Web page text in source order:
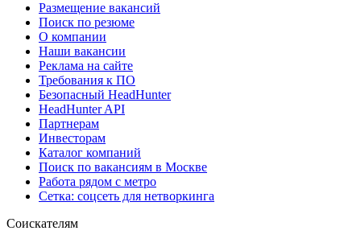
Размещение вакансий
Поиск по резюме
О компании
Наши вакансии
Реклама на сайте
Требования к ПО
Безопасный HeadHunter
HeadHunter API
Партнерам
Инвесторам
Каталог компаний
Поиск по вакансиям в Москве
Работа рядом с метро
Сетка: соцсеть для нетворкинга
Соискателям